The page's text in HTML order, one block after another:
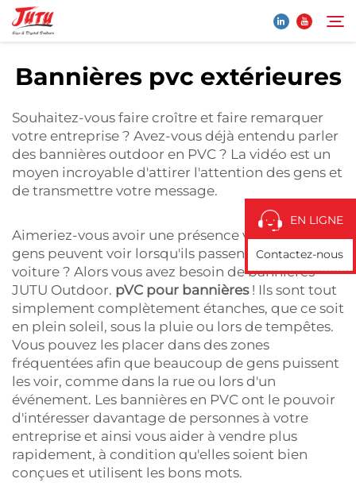
Produits
À Propos De Nous
Application
Actualités
Contactez-Nous
Rechercher
EN LIGNE
Contactez-nous
Bannières pvc extérieures
Souhaitez-vous faire croître et faire remarquer
votre entreprise ? Avez-vous déjà entendu parler
des bannières outdoor en PVC ? La vidéo est un
moyen incroyable d'attirer l'attention des gens et
de transmettre votre message.
Aimeriez-vous avoir une présence visuelle que les
gens peuvent voir lorsqu'ils passent à pied ou en
voiture ? Alors vous avez besoin de bannières
JUTU Outdoor. pVC pour bannières ! Ils sont tout
simplement complètement étanches, que ce soit
en plein soleil, sous la pluie ou lors de tempêtes.
Vous pouvez les placer dans des zones
fréquentées afin que beaucoup de gens puissent
les voir, comme dans la rue ou lors d'un
événement. Les bannières en PVC ont le pouvoir
d'intéresser davantage de personnes à votre
entreprise et ainsi vous aider à vendre plus
rapidement, à condition qu'elles soient bien
conçues et utilisent les bons mots.